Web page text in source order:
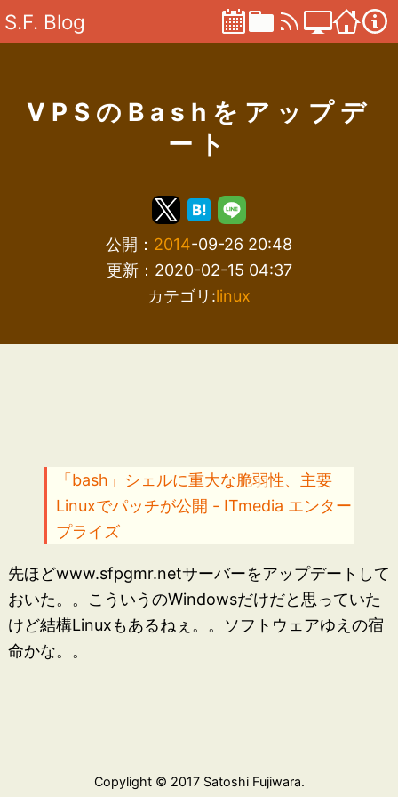
S.F. Blog
VPSのBashをアップデ
ート
公開： 2014-09-26 20:48
更新：2020-02-15 04:37
カテゴリ:linux
「bash」シェルに重大な脆弱性、主要
Linuxでパッチが公開 - ITmedia エンター
プライズ
先ほどwww.sfpgmr.netサーバーをアップデートして
おいた。。こういうのWindowsだけだと思っていた
けど結構Linuxもあるねぇ。。ソフトウェアゆえの宿
命かな。。
Copylight © 2017 Satoshi Fujiwara.